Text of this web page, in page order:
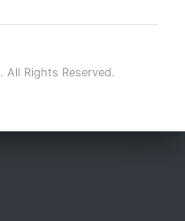
. All Rights Reserved.